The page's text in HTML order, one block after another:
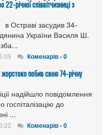
річної співвітчизниці з
Остраві засудив 34-
України Василя Ш.
Коменарів - 0
жорстоко побив свою 74-річну
надійшло повідомлення
госпіталізацію до
...
Коменарів - 0